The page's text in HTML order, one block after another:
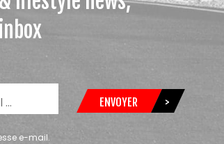
ENVOYER >
e-mail.